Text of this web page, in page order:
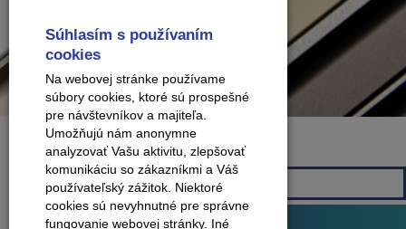
Značka
Všetky značky
Podlahové profily
Súhlasím s používaním
cookies
Na webovej stránke používame
súbory cookies, ktoré sú prospešné
pre návštevníkov a majiteľa.
Umožňujú nám anonymne
analyzovať Vašu aktivitu, zlepšovať
komunikáciu so zákazníkmi a Váš
používateľský zážitok. Niektoré
cookies sú nevyhnutné pre správne
fungovanie webovej stránky. Iné